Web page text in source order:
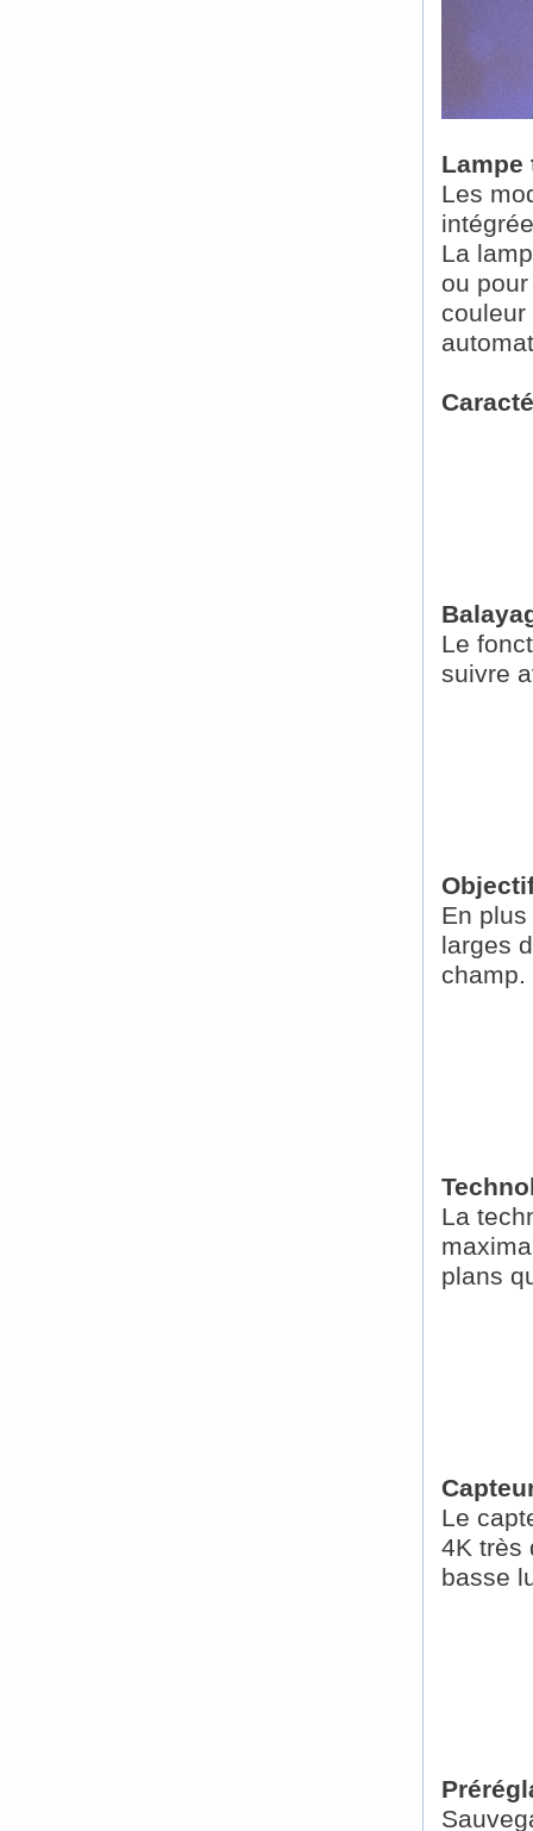
Lampe
Les
La
ou
Le
suivre
En
larges
champ.
La
plans
Le
4K très
basse